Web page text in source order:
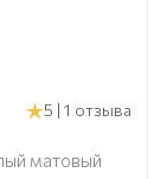
5 | 1 отзыва
матовый